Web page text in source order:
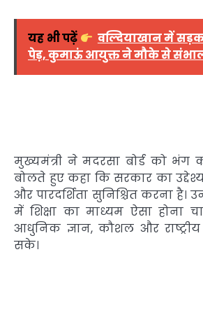
यह भी पढ़ें
वल्दियाखान में सड़क
पेड़, कुमाऊं आयुक्त ने मौके से
मुख्यमंत्री ने मदरसा बोर्ड को भंग
बोलते हुए कहा कि सरकार का
और पारदर्शिता सुनिश्चित करना है।
में शिक्षा का माध्यम ऐसा होना
आधुनिक ज्ञान, कौशल और
सके।